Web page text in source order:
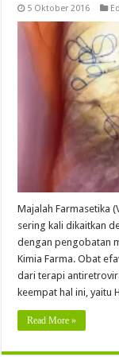
5 Oktober 2016
Majalah Farmasetika
sering kali dikaitkan
dengan pengobatan
Kimia Farma. Obat
dari terapi
keempat hal ini, yaitu
Read More »